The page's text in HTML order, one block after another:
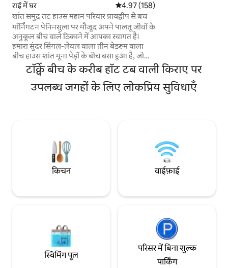
राई में घर औसत रेटिंग 5 में से 4.97, 158 समीक्षाएँ
4.97 (158)
शांत समुद्र तट हाउस महान परिवार प्रायद्वीप से बच
मॉर्निंगटन पेनिनसुला पर मौजूद अपने पालतू जीवों के
अनुकूल बीच वाले ठिकाने में आपका स्वागत है।
हमारा सुंदर सिंगल-लेवल वाला तीन बेडरूम वाला
बीच हाउस शांत मूना पेड़ों के बीच बसा हुआ है, जो
परिवार के लिए अनुकूल व्हाइट क्लिफ़्स बीच से सिर्फ़
600 मीटर की दूरी पर है। परिवारों, कपल्स और
पालतू जानवरों के लिए बिल्कुल सही, यह आराम
फ़रमाने और घूमने-फिरने के लिए आदर्श ठिकाना है।
टॉर्क्वे बीच के करीब हॉट टब वाली किराए पर
उपलब्ध जगहों के लिए लोकप्रिय सुविधाएँ
किचन वाईफ़ाई
स्विमिंग पूल
परिसर में बिना शुल्क
पार्किंग